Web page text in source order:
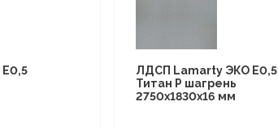
ЛДСП Lamarty ЭКО E0,5
Титан P шагрень
2750х1830х16 мм